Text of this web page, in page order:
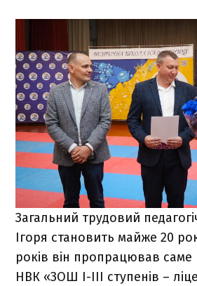
Загальний трудовий
Ігоря становить майже 20
років він пропрацював
НВК «ЗОШ І-ІІІ ступенів –